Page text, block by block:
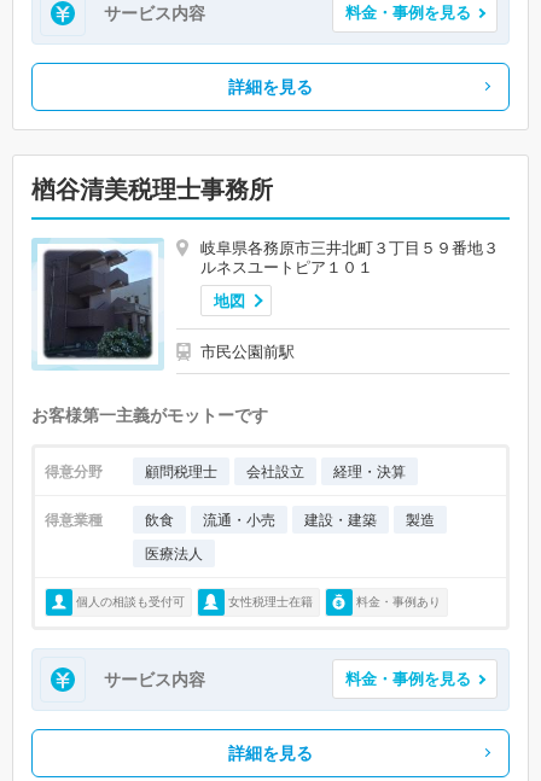
サービス内容 料金・事例を見る
詳細を見る
楢谷清美税理士事務所
岐阜県各務原市三井北町３丁目５９番地３
ルネスユートピア１０１
地図
市民公園前駅
お客様第一主義がモットーです
得意分野 顧問税理士 会社設立 経理・決算
得意業種 飲食 流通・小売 建設・建築
製造
医療法人
個人の相談も受付可 女性税理士在籍 料金・事例あり
サービス内容 料金・事例を見る
詳細を見る